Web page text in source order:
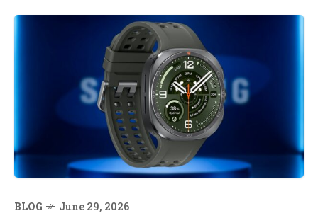
BLOG June 29, 2026